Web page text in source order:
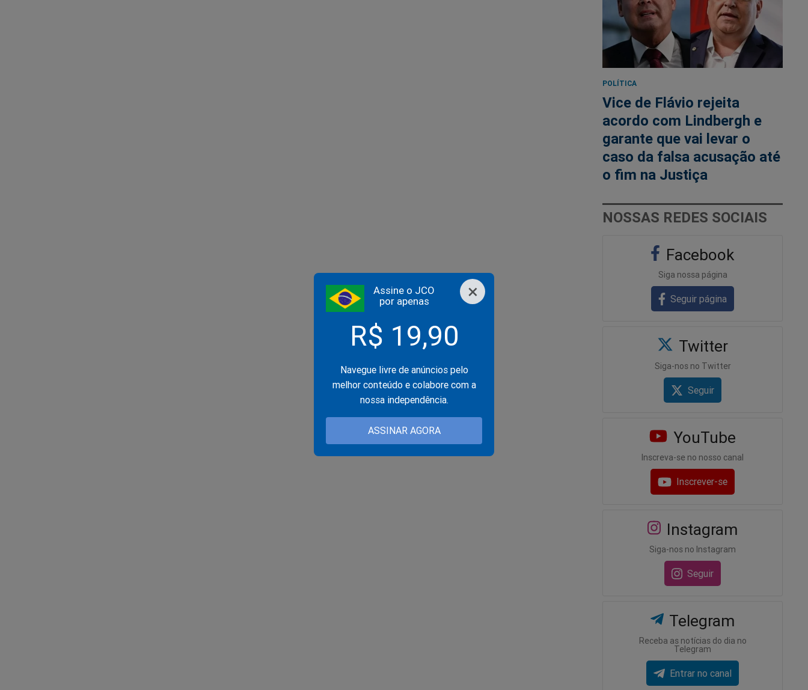
×
Assine o JCO
por apenas
R$ 19,90
Navegue livre de anúncios pelo
melhor conteúdo e colabore com a
nossa independência.
ASSINAR AGORA
POLÍTICA
Vice de Flávio rejeita
acordo com Lindbergh e
garante que vai levar o
caso da falsa acusação até
o fim na Justiça
NOSSAS REDES SOCIAIS
Facebook
Siga nossa página
Seguir página
Twitter
Siga-nos no Twitter
Seguir
YouTube
Inscreva-se no nosso canal
Inscrever-se
Instagram
Siga-nos no Instagram
Seguir
Telegram
Receba as notícias do dia no
Telegram
Entrar no canal